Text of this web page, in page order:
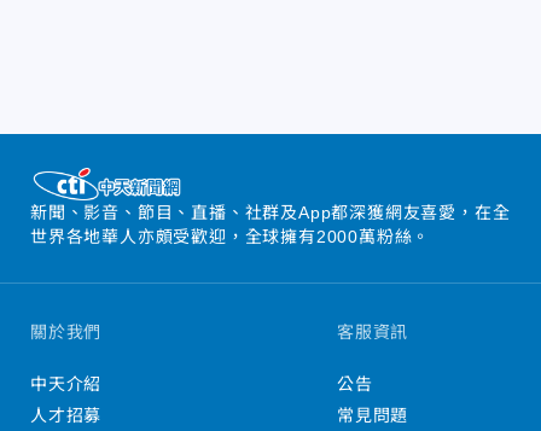
新聞、影音、節目、直播、社群及App都深獲網友喜愛，在全
世界各地華人亦頗受歡迎，全球擁有2000萬粉絲。
關於我們
中天介紹
人才招募
客服資訊
公告
常見問題